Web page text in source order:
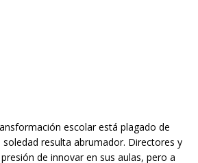
escolar está plagado de
resulta abrumador. Directores y
de innovar en sus aulas, pero a